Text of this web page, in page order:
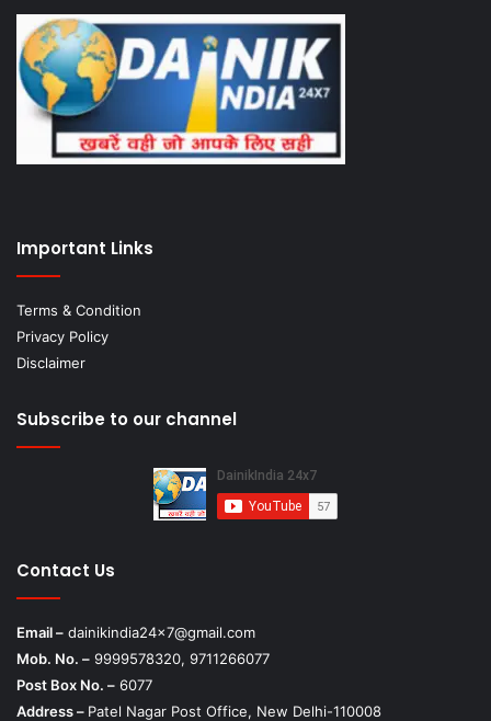
Important Links
Terms & Condition
Privacy Policy
Disclaimer
Subscribe to our channel
Contact Us
Email – dainikindia24x7@gmail.com
Mob. No. – 9999578320, 9711266077
Post Box No. – 6077
Address – Patel Nagar Post Office, New Delhi-110008